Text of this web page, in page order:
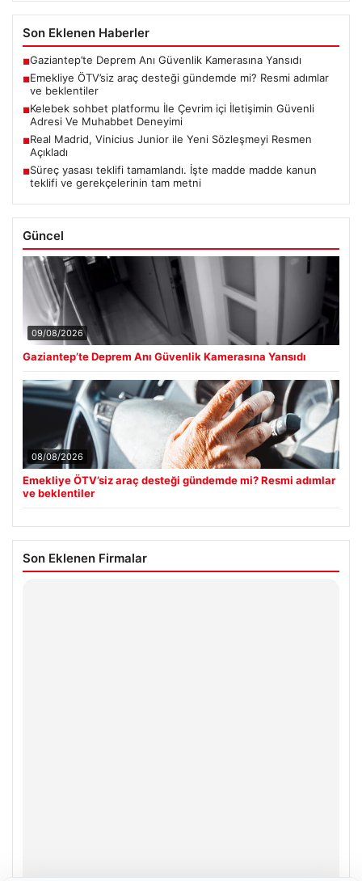
Son Eklenen Haberler
■Gaziantep’te Deprem Anı Güvenlik Kamerasına Yansıdı
■Emekliye ÖTV’siz araç desteği gündemde mi? Resmi adımlar
ve beklentiler
■Kelebek sohbet platformu İle Çevrim içi İletişimin Güvenli
Adresi Ve Muhabbet Deneyimi
■Real Madrid, Vinicius Junior ile Yeni Sözleşmeyi Resmen
Açıkladı
■Süreç yasası teklifi tamamlandı. İşte madde madde kanun
teklifi ve gerekçelerinin tam metni
Güncel
09/08/2026
Gaziantep’te Deprem Anı Güvenlik Kamerasına Yansıdı
08/08/2026
Emekliye ÖTV’siz araç desteği gündemde mi? Resmi adımlar
ve beklentiler
Son Eklenen Firmalar